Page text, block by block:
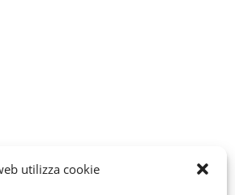
utilizza cookie